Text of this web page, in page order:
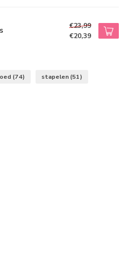
€23,99
€20,39
(74) stapelen (51)